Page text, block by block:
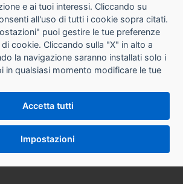
CONDIZIONI DI VENDITA
RICHIESTA RECESSO
PRIVACY
e ai tuoi interessi. Cliccando su
all'uso di tutti i cookie sopra citati.
puoi gestire le tue preferenze
cookie. Cliccando sulla "X" in alto a
la navigazione saranno installati solo i
in qualsiasi momento modificare le tue
alle pagine del sito. Per maggiori
la nostraInformativa sui cookie
Accetta tutti
Impostazioni